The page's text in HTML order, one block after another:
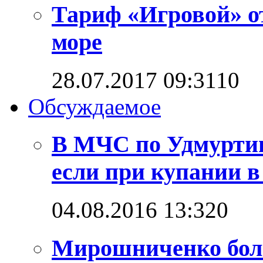
Тариф «Игровой»
море
28.07.2017 09:3110
Обсуждаемое
В МЧС по
если при купании
04.08.2016 13:320
Мирошниченко